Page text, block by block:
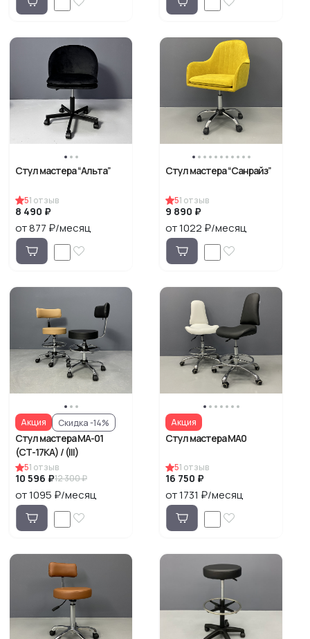
Стул мастера “Альта”
51 отзыв
8 490 ₽
от 877 ₽/месяц
Стул мастера “Санрайз”
51 отзыв
9 890 ₽
от 1022 ₽/месяц
Акция Скидка -14%
Стул мастера МА-01
(СТ-17КА) / (III)
51 отзыв
10 596 ₽12 300 ₽
от 1095 ₽/месяц
Акция
Стул мастера MA0
51 отзыв
16 750 ₽
от 1731 ₽/месяц